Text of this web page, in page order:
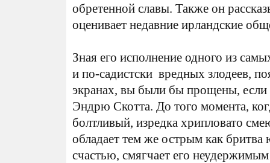
обретенной славы. Также он
оценивает недавние ирландские
Зная его исполнение одного из
и по-садистски вредных злодеев,
экранах, вы были бы прощены, если
Эндрю Скотта. До того момента,
болтливый, изредка хрипловато
обладает тем же острым как
счастью, смягчает его